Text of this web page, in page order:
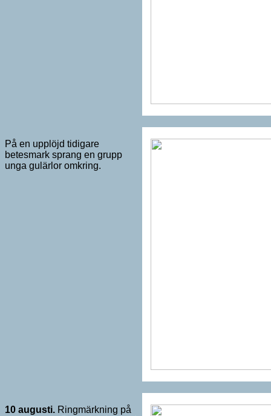
På en upplöjd tidigare
betesmark sprang en grupp
unga gulärlor omkring.
10 augusti. Ringmärkning på